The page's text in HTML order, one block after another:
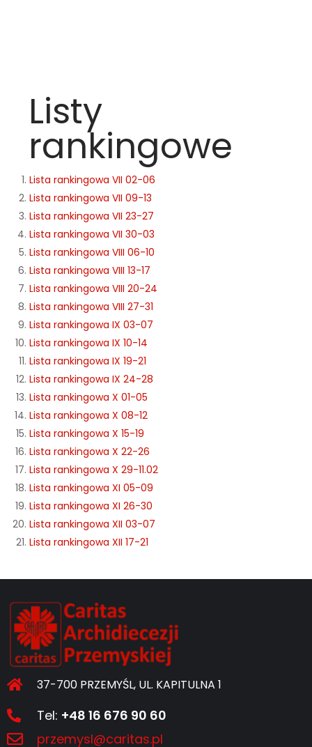
Listy
rankingowe
Lista rankingowa VII 02-06
Lista rankingowa VII 09-13
Lista rankingowa VII 23-27
Lista rankingowa VII 30-03
Lista rankingowa VIII 06-10
Lista rankingowa VIII 13-17
Lista rankingowa VIII 20-24
Lista rankingowa VIII 27-31
Lista rankingowa IX 03-07
Lista rankingowa IX 10-14
Lista rankingowa IX 19-21
Lista rankingowa IX 24-28
Lista rankingowa X 01-05
Lista rankingowa X 08-12
Lista rankingowa X 15-19
Lista rankingowa X 22-26
Lista rankingowa X 29-11.02
Lista rankingowa XI 05-09
Lista rankingowa XI 26-30
Lista rankingowa XII 03-07
Lista rankingowa XII 17-21
37-700 PRZEMYŚL, UL. KAPITULNA 1
Tel: +48 16 676 90 60
przemysl@caritas.pl